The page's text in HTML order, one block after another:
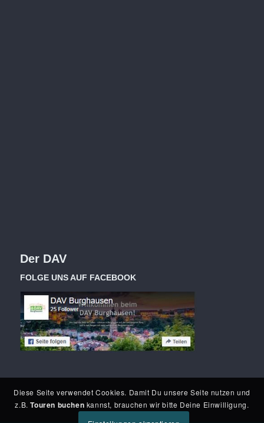
Der DAV
FOLGE UNS AUF FACEBOOK
Diese Seite verwendet Cookies. Damit Du unsere Seite nutzen und
z.B.Touren buchen kannst, brauchen wir bitte Deine Einwilligung.